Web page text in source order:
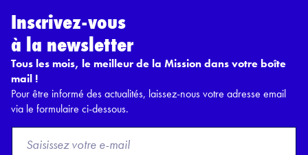
Inscrivez-vous
à la newsletter
Tous les mois, le meilleur de la Mission dans votre boîte
mail !
Pour être informé des actualités, laissez-nous votre adresse email
via le formulaire ci-dessous.